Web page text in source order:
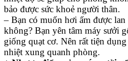
bảo được sức khoẻ người thân.
– Bạn có muốn hơi ấm được lan
không? Bạn yên tâm máy sưởi
giống quạt cơ. Nên rất tiện
nhiệt xung quanh phòng.